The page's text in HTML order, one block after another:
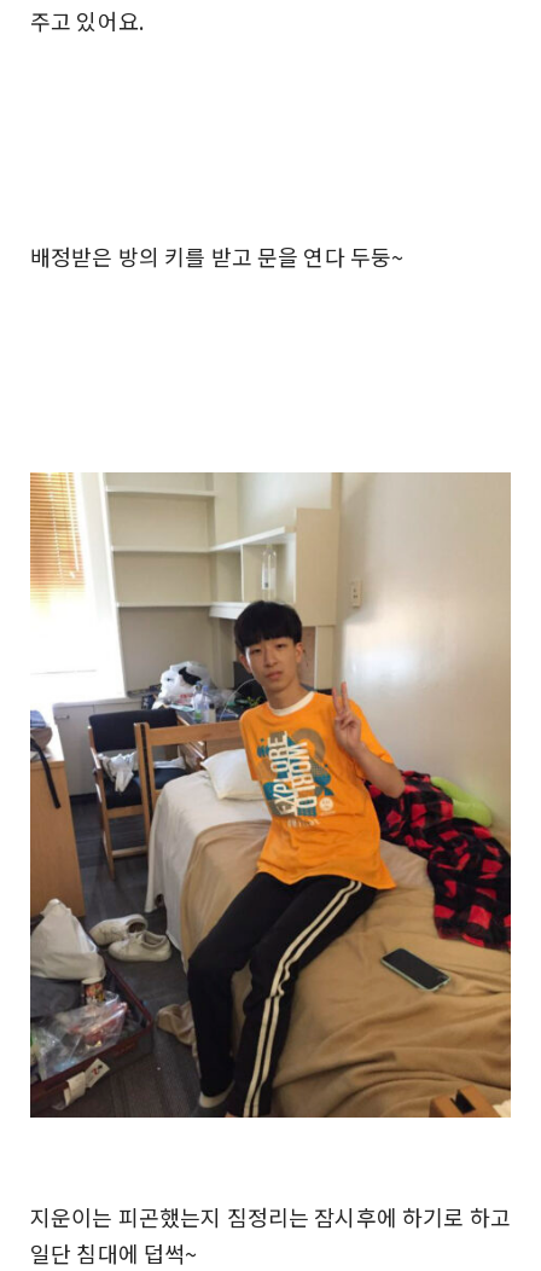
주고 있어요.
배정받은 방의 키를 받고 문을 연다 두둥~
지운이는 피곤했는지 짐정리는 잠시후에 하기로 하고
일단 침대에 덥썩~